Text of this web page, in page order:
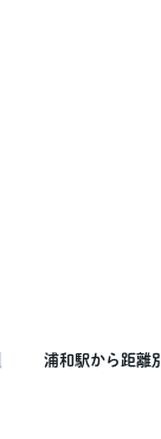
浦和駅から距離別